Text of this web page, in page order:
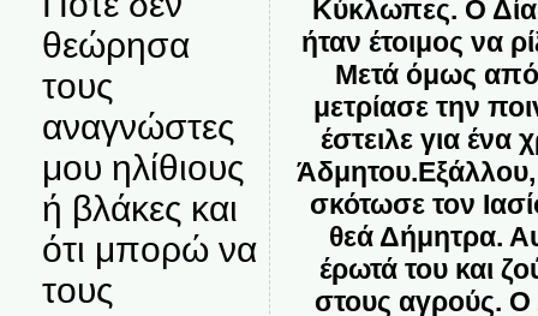
θεώρησα
τους
αναγνώστες
μου ηλίθιους
ή βλάκες και
ότι μπορώ να
τους
Κύκλωπες. Ο
ήταν έτοιμος να
Μετά όμως
μετρίασε την
έστειλε για
Άδμητου.Εξάλλου,
σκότωσε τον
θεά Δήμητρα.
έρωτά του και
στους αγρούς. Ο